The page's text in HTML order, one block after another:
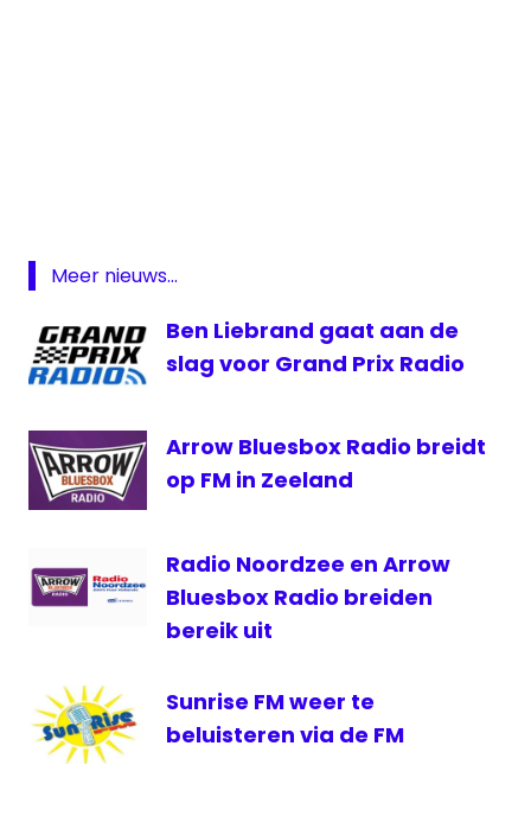
Puur
Radio
8FM
Radio
Regionale
Radio
Groep
Meer nieuws...
Ben Liebrand gaat aan de
slag voor Grand Prix Radio
Arrow Bluesbox Radio breidt
op FM in Zeeland
Radio Noordzee en Arrow
Bluesbox Radio breiden
bereik uit
Sunrise FM weer te
beluisteren via de FM